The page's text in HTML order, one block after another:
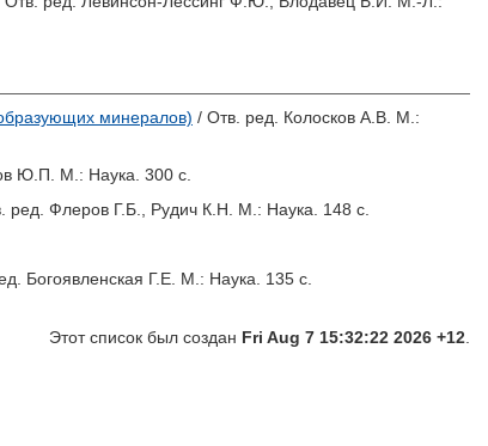
минералов) / Отв. ред. Колосков А.В. М.:
Ю.П.
М.: Наука. 300 с.
ред. Флеров Г.Б. Рудич К.Н.
М.: Наука. 148 с.
Богоявленская Г.Е. М.: Наука. 135 с.
Этот список был создан Fri Aug 7 15:32:22 2026 +12